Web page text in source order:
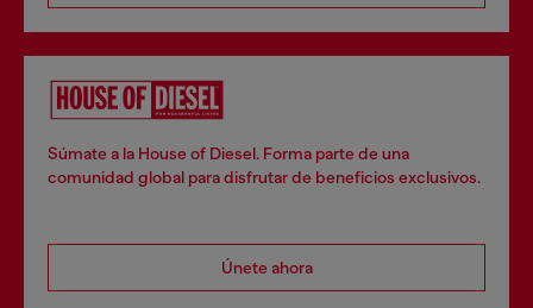
Súmate a la House of Diesel. Forma parte de una
comunidad global para disfrutar de beneficios exclusivos.
Únete ahora